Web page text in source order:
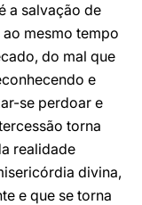
a salvação de
mesmo tempo
do mal que
e
se perdoar e
torna
realidade
divina,
e que se torna